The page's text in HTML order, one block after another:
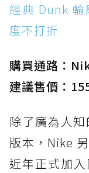
經典 Dunk 輪
度不打折
購買通路：
建議售價：
除了廣為人知
版本，Nike
近年正式加